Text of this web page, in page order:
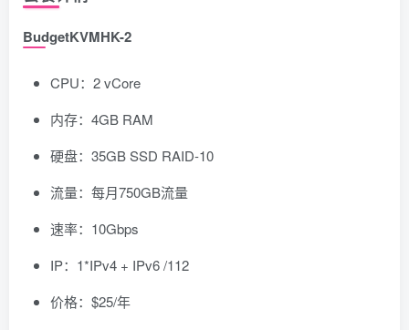
BudgetKVMHK-2
CPU：2 vCore
内存：4GB RAM
硬盘：35GB SSD RAID-10
流量：每月750GB流量
速率：10Gbps
IP：1*IPv4 + IPv6 /112
价格：$25/年